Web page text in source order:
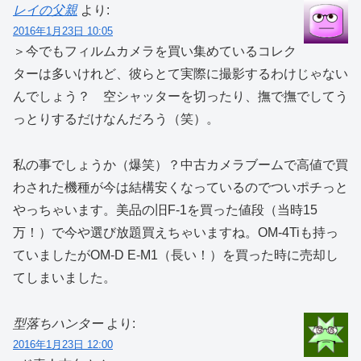
レイの父親 より:
2016年1月23日 10:05
＞今でもフィルムカメラを買い集めているコレク
ターは多いけれど、彼らとて実際に撮影するわけじゃない
んでしょう？ 空シャッターを切ったり、撫で撫でしてう
っとりするだけなんだろう（笑）。
私の事でしょうか（爆笑）？中古カメラブームで高値で買
わされた機種が今は結構安くなっているのでついポチっと
やっちゃいます。美品の旧F-1を買った値段（当時15
万！）で今や選び放題買えちゃいますね。OM-4Tiも持っ
ていましたがOM-D E-M1（長い！）を買った時に売却し
てしまいました。
型落ちハンター より:
2016年1月23日 12:00